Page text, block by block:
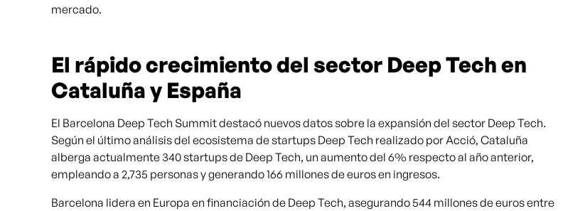
mercado.
El rápido crecimiento del sector Deep Tech en
Cataluña y España
El Barcelona Deep Tech Summit destacó nuevos datos sobre la expansión del sector Deep Tech.
Según el último análisis del ecosistema de startups Deep Tech realizado por Acció, Cataluña
alberga actualmente 340 startups de Deep Tech, un aumento del 6% respecto al año anterior,
empleando a 2,735 personas y generando 166 millones de euros en ingresos.
Barcelona lidera en Europa en financiación de Deep Tech, asegurando 544 millones de euros entre